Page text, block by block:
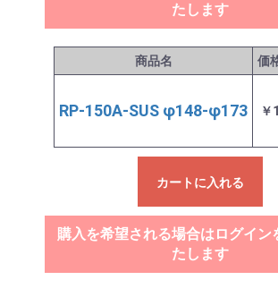
たします
商品名 価
RP-150A-SUS φ148-φ173 ￥
カートに入れる
購入を希望される場合はログイン
たします